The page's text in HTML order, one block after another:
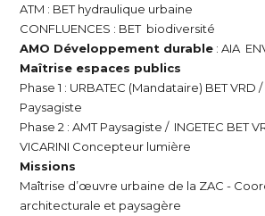
ATM : BET hydraulique urbaine
CONFLUENCES : BET biodiversité
AMO Développement durable : AIA
Maîtrise espaces publics
Phase 1 : URBATEC (Mandataire) BET VRD /
Paysagiste
Phase 2 : AMT Paysagiste / INGETEC BET
VICARINI Concepteur lumière
Missions
Maîtrise d’œuvre urbaine de la ZAC -
architecturale et paysagère